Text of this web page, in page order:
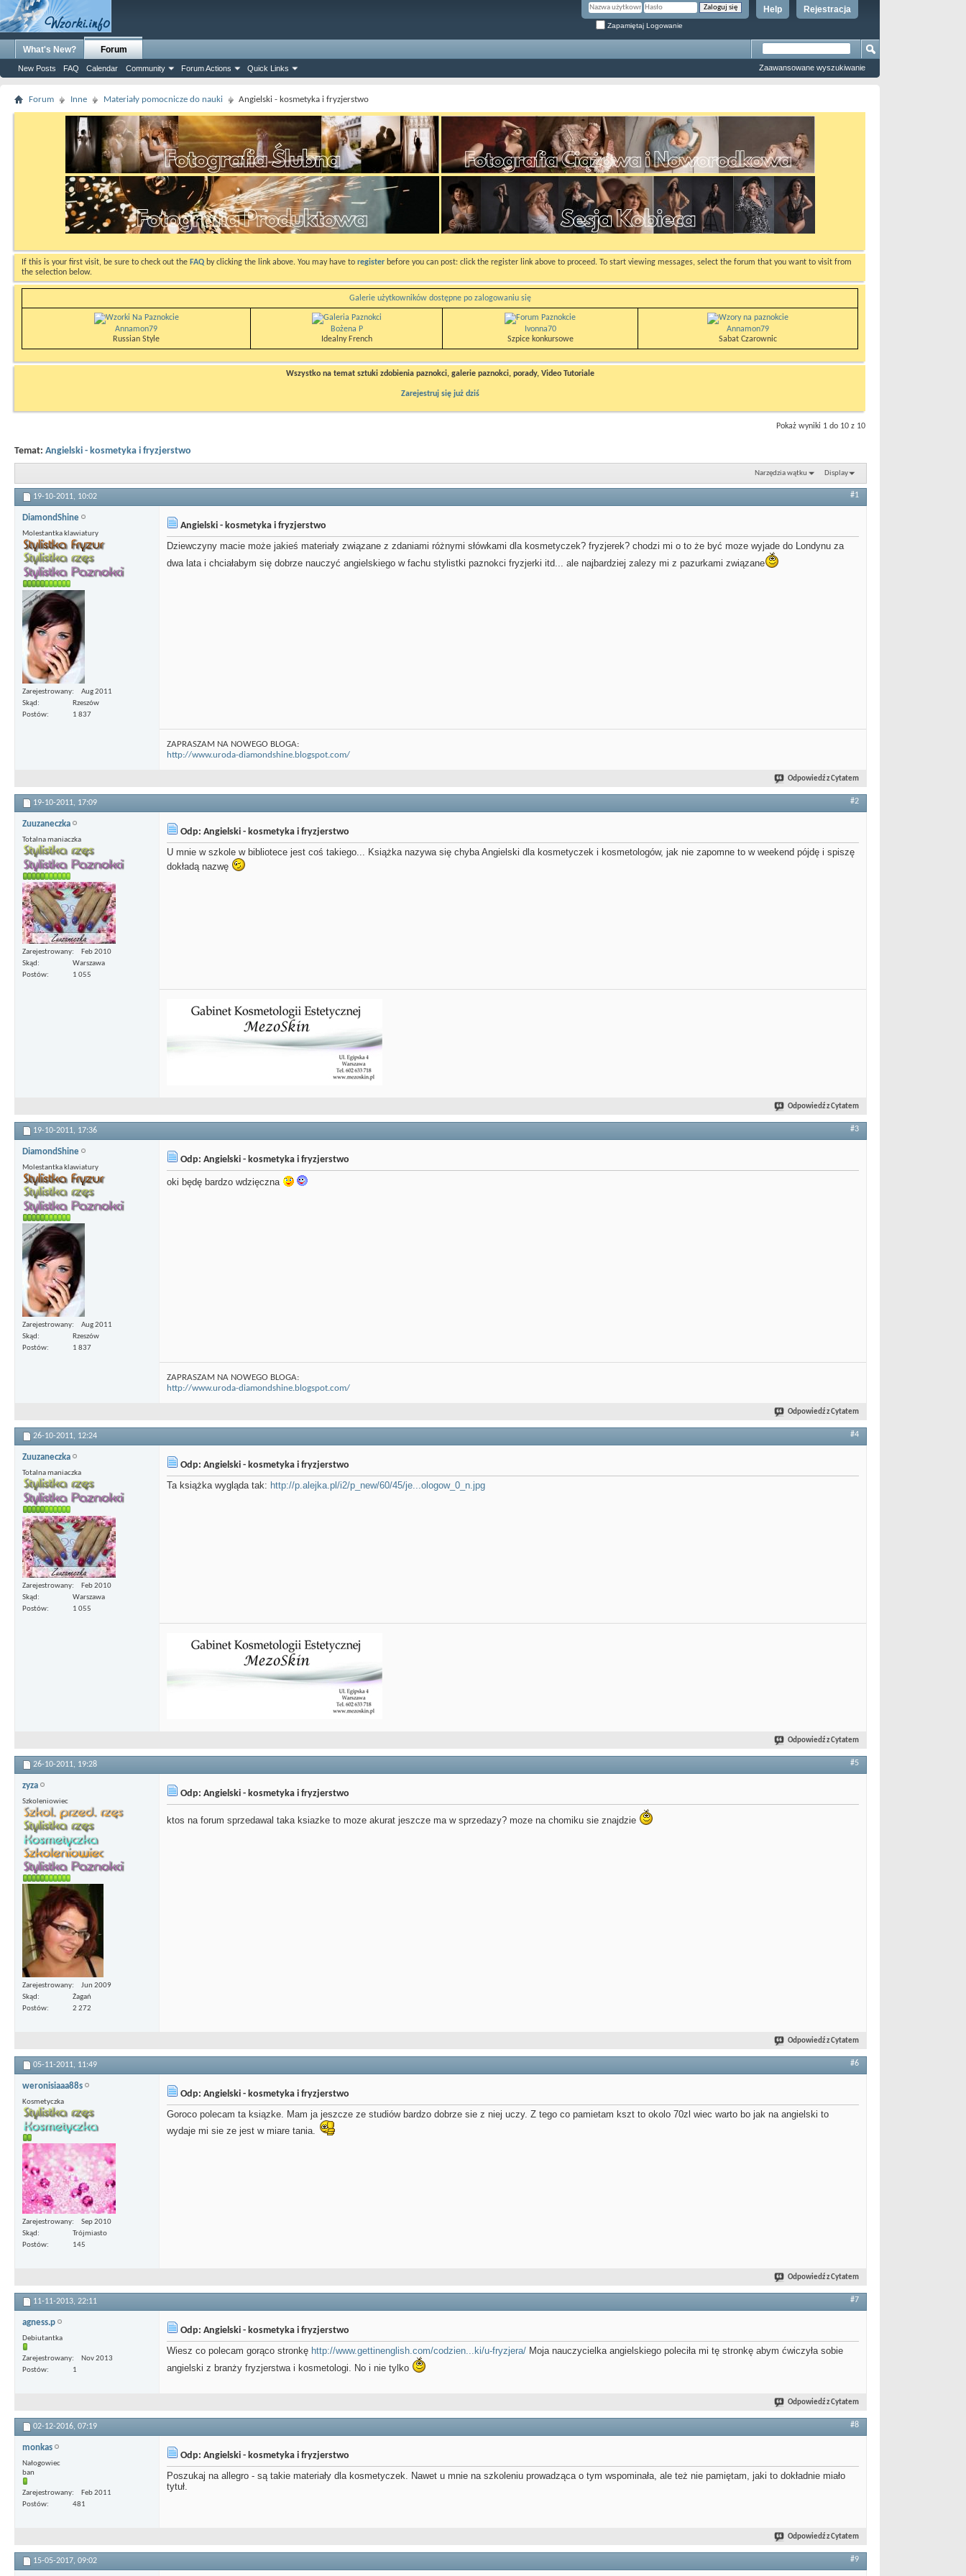
Rejestracja
Help
Zapamiętaj Logowanie
What's New? Forum
New Posts FAQ Calendar Community Forum Actions Quick Links Zaawansowane wyszukiwanie
Forum Inne Materiały pomocnicze do nauki Angielski - kosmetyka i fryzjerstwo
If this is your first visit, be sure to check out the FAQ by clicking the link above. You may have to register before you can post: click the register link above to proceed. To start viewing messages, select the forum that you want to visit from
the selection below.
Galerie użytkowników dostępne po zalogowaniu się
Annamon79
Russian Style
Bożena P
Idealny French
Ivonna70
Szpice konkursowe
Annamon79
Sabat Czarownic
Wszystko na temat sztuki zdobienia paznokci, galerie paznokci, porady, Video Tutoriale
Zarejestruj się już dziś
Pokaż wyniki 1 do 10 z 10
Temat: Angielski - kosmetyka i fryzjerstwo
Narzędzia wątku Display
19-10-2011, 10:02 #1
DiamondShine
Molestantka klawiatury
Zarejestrowany
Aug 2011
Skąd
Rzeszów
Postów
1 837
Angielski - kosmetyka i fryzjerstwo
Dziewczyny macie może jakieś materiały związane z zdaniami różnymi słówkami dla kosmetyczek? fryzjerek? chodzi mi o to że być moze wyjade do Londynu za
dwa lata i chciałabym się dobrze nauczyć angielskiego w fachu stylistki paznokci fryzjerki itd... ale najbardziej zalezy mi z pazurkami związane
ZAPRASZAM NA NOWEGO BLOGA:
http://www.uroda-diamondshine.blogspot.com/
Odpowiedź z Cytatem
19-10-2011, 17:09 #2
Zuuzaneczka
Totalna maniaczka
Zarejestrowany
Feb 2010
Skąd
Warszawa
Postów
1 055
Odp: Angielski - kosmetyka i fryzjerstwo
U mnie w szkole w bibliotece jest coś takiego... Książka nazywa się chyba Angielski dla kosmetyczek i kosmetologów, jak nie zapomne to w weekend pójdę i spiszę
dokładą nazwę
Odpowiedź z Cytatem
19-10-2011, 17:36 #3
DiamondShine
Molestantka klawiatury
Zarejestrowany
Aug 2011
Skąd
Rzeszów
Postów
1 837
Odp: Angielski - kosmetyka i fryzjerstwo
oki będę bardzo wdzięczna
ZAPRASZAM NA NOWEGO BLOGA:
http://www.uroda-diamondshine.blogspot.com/
Odpowiedź z Cytatem
26-10-2011, 12:24 #4
Zuuzaneczka
Totalna maniaczka
Zarejestrowany
Feb 2010
Skąd
Warszawa
Postów
1 055
Odp: Angielski - kosmetyka i fryzjerstwo
Ta książka wygląda tak: http://p.alejka.pl/i2/p_new/60/45/je...ologow_0_n.jpg
Odpowiedź z Cytatem
26-10-2011, 19:28 #5
zyza
Szkoleniowiec
Zarejestrowany
Jun 2009
Skąd
Żagań
Postów
2 272
Odp: Angielski - kosmetyka i fryzjerstwo
ktos na forum sprzedawal taka ksiazke to moze akurat jeszcze ma w sprzedazy? moze na chomiku sie znajdzie
Odpowiedź z Cytatem
05-11-2011, 11:49 #6
weronisiaaa88s
Kosmetyczka
Zarejestrowany
Sep 2010
Skąd
Trójmiasto
Postów
145
Odp: Angielski - kosmetyka i fryzjerstwo
Goroco polecam ta ksiązke. Mam ja jeszcze ze studiów bardzo dobrze sie z niej uczy. Z tego co pamietam kszt to okolo 70zl wiec warto bo jak na angielski to
wydaje mi sie ze jest w miare tania.
Odpowiedź z Cytatem
11-11-2013, 22:11 #7
agness.p
Debiutantka
Zarejestrowany
Nov 2013
Postów
1
Odp: Angielski - kosmetyka i fryzjerstwo
Wiesz co polecam gorąco stronkę http://www.gettinenglish.com/codzien...ki/u-fryzjera/ Moja nauczycielka angielskiego poleciła mi tę stronkę abym ćwiczyła sobie
angielski z branży fryzjerstwa i kosmetologi. No i nie tylko
Odpowiedź z Cytatem
02-12-2016, 07:19 #8
monkas
Nałogowiec
ban
Zarejestrowany
Feb 2011
Postów
481
Odp: Angielski - kosmetyka i fryzjerstwo
Poszukaj na allegro - są takie materiały dla kosmetyczek. Nawet u mnie na szkoleniu prowadząca o tym wspominała, ale też nie pamiętam, jaki to dokładnie miało
tytuł.
Odpowiedź z Cytatem
15-05-2017, 09:02 #9